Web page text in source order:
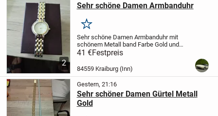
2
Sehr schöne Damen Armbanduhr
Merken
Sehr schöne Damen Armbanduhr mit
schönem Metall band Farbe Gold und
Silber schönes Ziffern Blatt zu verkaufen
Versand bezahle ich
Haftung und auch keine Rücknahme und
keine Garantie
41 €Festpreis
84559 Kraiburg (Inn)
Gestern, 21:16
Sehr schöner Damen Gürtel Metall
Gold